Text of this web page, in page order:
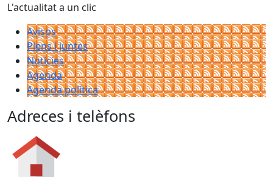
L'actualitat a un clic
Avisos
Plens i juntes
Noticies
Agenda
Agenda política
Adreces i telèfons